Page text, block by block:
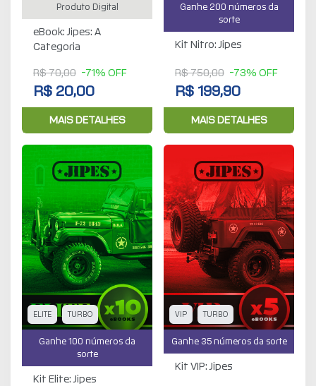
Produto Digital
eBook: Jipes: A
Categoria
R$ 70,00 -71% OFF
R$ 20,00
MAIS DETALHES
Ganhe 200 números da
sorte
Kit Nitro: Jipes
R$ 750,00 -73% OFF
R$ 199,90
MAIS DETALHES
ELITE TURBO
Ganhe 100 números da
sorte
Kit Elite: Jipes
VIP TURBO
Ganhe 35 números da sorte
Kit VIP: Jipes